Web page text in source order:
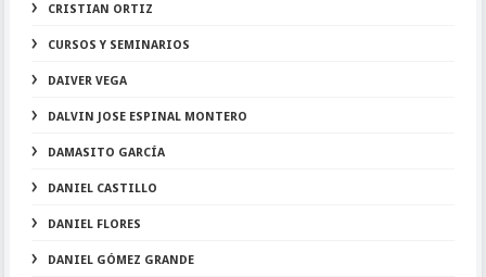
CRISTIAN ORTIZ
CURSOS Y SEMINARIOS
DAIVER VEGA
DALVIN JOSE ESPINAL MONTERO
DAMASITO GARCÍA
DANIEL CASTILLO
DANIEL FLORES
DANIEL GÓMEZ GRANDE